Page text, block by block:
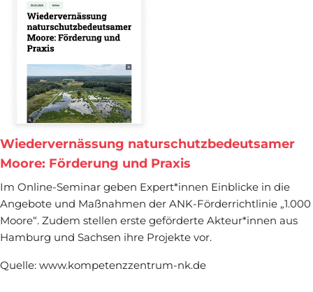
Wiedervernässung naturschutzbedeutsamer
Moore: Förderung und Praxis
Im Online-Seminar geben Expert*innen Einblicke in die
Angebote und Maßnahmen der ANK-Förderrichtlinie „1.000
Moore“. Zudem stellen erste geförderte Akteur*innen aus
Hamburg und Sachsen ihre Projekte vor.
Quelle: www.kompetenzzentrum-nk.de